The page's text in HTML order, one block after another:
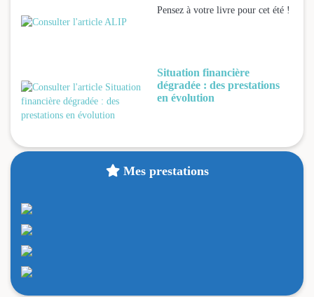
Pensez à votre livre pour cet été !
Situation financière
dégradée : des prestations
en évolution
Mes prestations